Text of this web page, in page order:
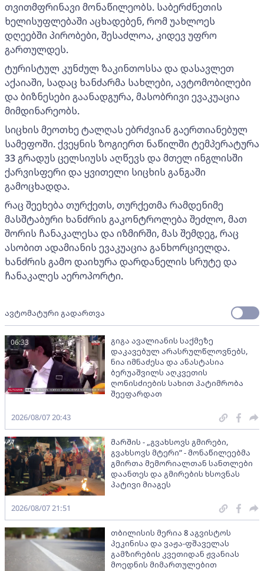
თვითმფრინავი მონაწილეობს. საბერძნეთის
ხელისუფლებაში აცხადებენ, რომ უახლოეს
დღეებში პირობები, შესაძლოა, კიდევ უფრო
გართულდეს.
ტურისტულ კუნძულ ზაკინთოსსა და დასავლეთ
აქაიაში, სადაც ხანძარმა სახლები, ავტომობილები
და ბიზნესები გაანადგურა, მასობრივი ევაკუაცია
მიმდინარეობს.
სიცხის მეოთხე ტალღას ებრძვიან გაერთიანებულ
სამეფოში. ქვეყნის ზოგიერთ ნაწილში ტემპერატურა
33 გრადუს ცელსიუსს აღწევს და მთელ ინგლისში
ქარვისფერი და ყვითელი სიცხის განგაში
გამოცხადდა.
რაც შეეხება თურქეთს, თურქეთმა რამდენიმე
მასშტაბური ხანძრის გაკონტროლება შეძლო, მათ
შორის ჩანაკალესა და იზმირში, მას შემდეგ, რაც
ასობით ადამიანის ევაკუაცია განხორციელდა.
ხანძრის გამო დაიხურა დარდანელის სრუტე და
ჩანაკალეს აეროპორტი.
ავტომატური გადართვა
გიგა ავალიანის საქმეზე
დაკავებულ არასრულწლოვნებს,
ნია იმნაძესა და ანასტასია
ბერუაშვილს აღკვეთის
ღონისძიების სახით პატიმრობა
შეეფარდათ
06:33
2026/08/07 20:43
მარშის - „გვახსოვს გმირები,
გვახსოვს მტერი” - მონაწილეებმა
გმირთა მემორიალთან სანთლები
დაანთეს და გმირების ხსოვნას
პატივი მიაგეს
2026/08/07 21:51
თბილისის მერია 8 აგვისტოს
პეკინისა და ვაჟა-ფშაველას
გამზირების კვეთიდან ჟვანიას
მოედნის მიმართულებით